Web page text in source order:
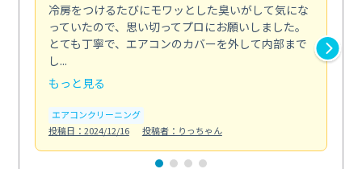
冷房をつけるたびにモワッとした臭いがして気にな
っていたので、思い切ってプロにお願いしました。
とても丁寧で、エアコンのカバーを外して内部まで
し...
もっと見る
エアコンクリーニング
投稿日：2024/12/16
投稿者：りっちゃん